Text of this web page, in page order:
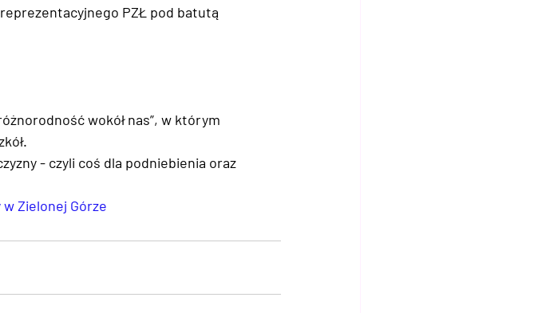
PZŁ pod batutą
wokół nas”, w którym
- czyli coś dla podniebienia oraz
Zielonej Górze